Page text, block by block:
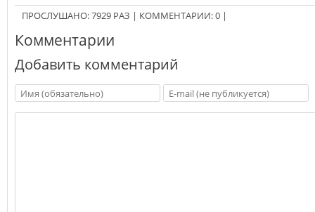
ПРОСЛУШАНО:7929 РАЗ | КОММЕНТАРИИ:0 |
Комментарии
Добавить комментарий